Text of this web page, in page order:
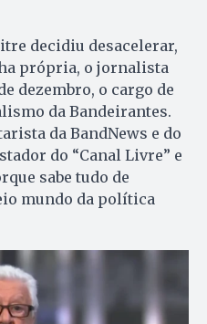
decidiu desacelerar,
própria, o jornalista
dezembro, o cargo de
da Bandeirantes.
da BandNews e do
do “Canal Livre” e
sabe tudo de
mundo da política